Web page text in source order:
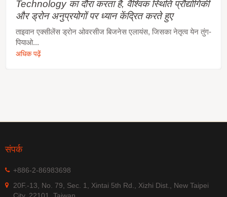
Technology का दौरा करता है, वैश्विक स्थिति प्रौद्योगिकी
और ड्रोन अनुप्रयोगों पर ध्यान केंद्रित करते हुए
ताइवान एक्सीलेंस ड्रोन ओवरसीज बिजनेस एलायंस, जिसका नेतृत्व येन तुंग-
पियाओ...
अधिक पढ़ें
संपर्क
+886-2-86983698
20F.-13, No. 79, Sec. 1, Xintai 5th Rd., Xizhi Dist., New Taipei